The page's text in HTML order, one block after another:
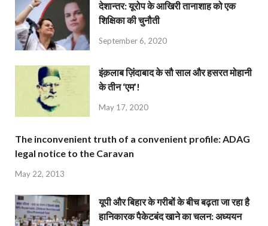
देशान्‍तर: यूरोप के आखिरी तानाशाह को एक
शिक्षिका की चुनौती
September 6, 2020
इंक़लाब ज़िंदाबाद के सौ साल और हसरत मोहानी
के तीन ‘एम’!
May 17, 2020
The inconvenient truth of a convenient profile: ADAG
legal notice to the Caravan
May 22, 2013
यूपी और बिहार के गरीबों के बीच बढ़ता जा रहा है
हानिकारक पैकेटबंद खाने का चलन: अध्ययन